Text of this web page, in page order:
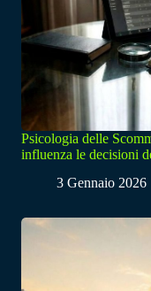
Psicologia delle
influenza le decisioni
3 Gennaio 2026